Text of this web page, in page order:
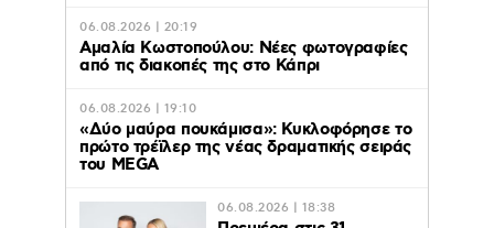
06.08.2026 | 20:19
Αμαλία Κωστοπούλου: Νέες φωτογραφίες
από τις διακοπές της στο Κάπρι
06.08.2026 | 19:10
«Δύο μαύρα πουκάμισα»: Κυκλοφόρησε το
πρώτο τρέϊλερ της νέας δραματικής σειράς
του MEGA
06.08.2026 | 18:38